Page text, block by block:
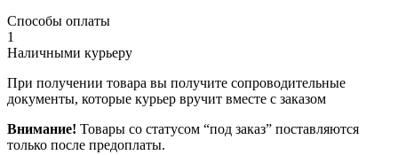
Способы оплаты
1
Наличными курьеру
При получении товара вы получите сопроводительные
документы, которые курьер вручит вместе с заказом
Внимание! Товары со статусом “под заказ” поставляются
только после предоплаты.